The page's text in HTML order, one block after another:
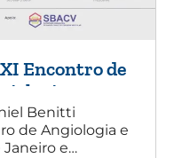
Encontro de
e
Vascular
de Janeiro
Benitti
de Angiologia e
Janeiro e